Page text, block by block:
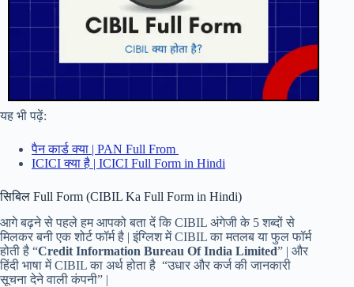
यह भी पढ़ें:
पैन कार्ड क्या | PAN Full From
ICICI क्या है | ICICI Full Form in Hindi
सिबिल Full Form (CIBIL Ka Full Form in Hindi)
आगे बढ़ने से पहले हम आपको बता दें कि CIBIL अंगेजी के 5 शब्दों से
मिलकर बनी एक शोर्ट फॉर्म है | इंग्लिश में CIBIL का मतलब या फुल फॉर्म
होती है “Credit Information Bureau Of India Limited” | और
हिंदी भाषा में CIBIL का अर्थ होता है “उधार और कर्ज की जानकारी
सूचना देने वाली कंपनी” |